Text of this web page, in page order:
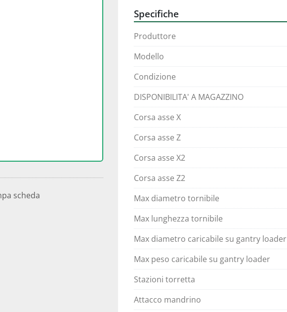
scheda
Specifiche
Produttore
Modello
Condizione
DISPONIBILITA' A MAGAZZINO
Corsa asse X
Corsa asse Z
Corsa asse X2
Corsa asse Z2
Max diametro tornibile
Max lunghezza tornibile
Max diametro caricabile su gantry loader
Max peso caricabile su gantry loader
Stazioni torretta
Attacco mandrino